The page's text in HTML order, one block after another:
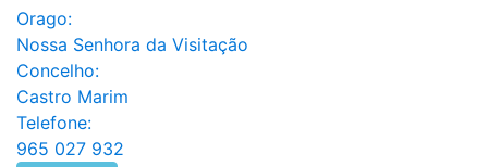
Orago:
Nossa Senhora da Visitação
Concelho:
Castro Marim
Telefone:
965 027 932